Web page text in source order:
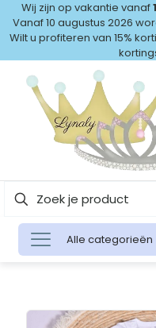
Wij zijn op vakantie vanaf
Vanaf 10 augustus 2026
Wilt u profiteren van 15%
Alle categorieën